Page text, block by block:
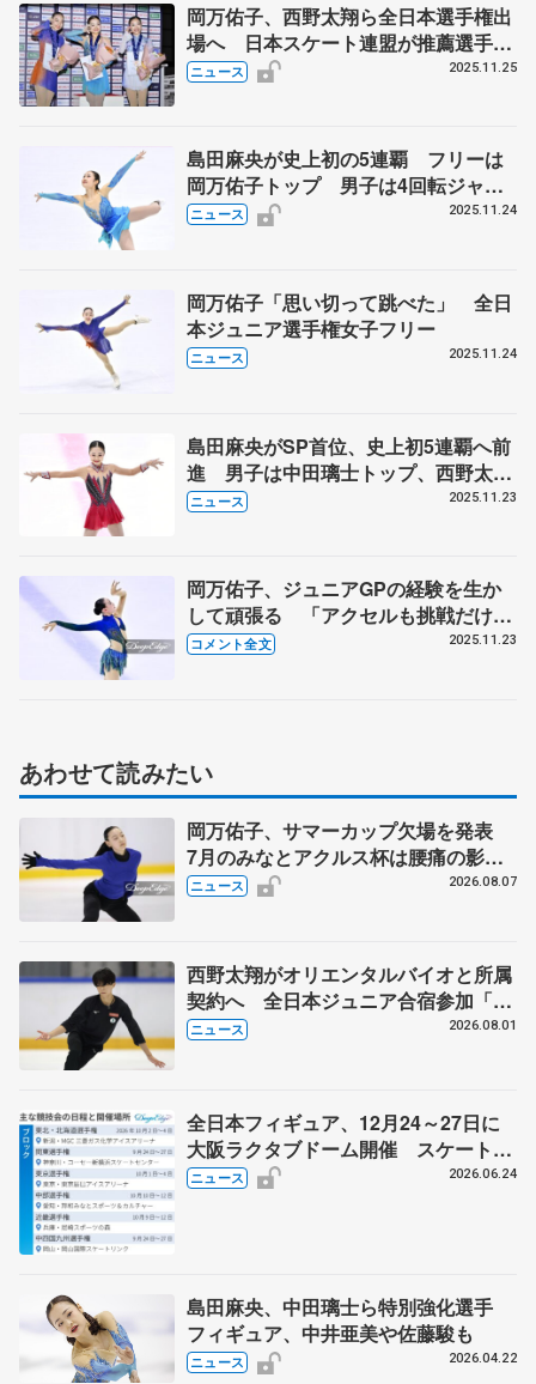
岡万佑子、西野太翔ら全日本選手権出
場へ 日本スケート連盟が推薦選手発
表 全日本ジュニア選手権を受け
ニュース 2025.11.25
島田麻央が史上初の5連覇 フリーは
岡万佑子トップ 男子は4回転ジャン
プ3度成功の中田璃士V2 全日本ジュ
ニュース 2025.11.24
岡万佑子「思い切って跳べた」 全日
本ジュニア選手権女子フリー
ニュース 2025.11.24
島田麻央がSP首位、史上初5連覇へ前
進 男子は中田璃士トップ、西野太翔
2位 全日本ジュニア選手権
ニュース 2025.11.23
岡万佑子、ジュニアGPの経験を生か
して頑張る 「アクセルも挑戦だけじ
ゃなくて、しっかり降りられるよう
コメント全文 2025.11.23
あわせて読みたい
岡万佑子、サマーカップ欠場を発表
7月のみなとアクルス杯は腰痛の影響
で
ニュース 2026.08.07
西野太翔がオリエンタルバイオと所属
契約へ 全日本ジュニア合宿参加「結
果残していかないと」 講師はジェー
ニュース 2026.08.01
全日本フィギュア、12月24～27日に
大阪ラクタブドーム開催 スケート連
盟の新シーズン日程
ニュース 2026.06.24
島田麻央、中田璃士ら特別強化選手
フィギュア、中井亜美や佐藤駿も
ニュース 2026.04.22